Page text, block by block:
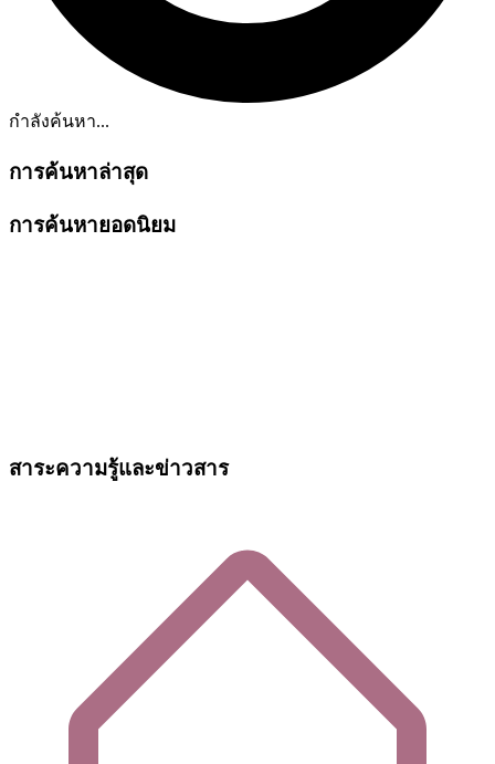
กำลังค้นหา...
การค้นหาล่าสุด
การค้นหายอดนิยม
สาระความรู้และข่าวสาร